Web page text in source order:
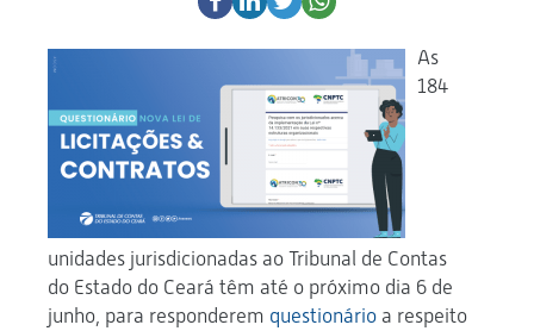
As
184
unidades jurisdicionadas ao Tribunal de Contas
do Estado do Ceará têm até o próximo dia 6 de
junho, para responderem questionário a respeito